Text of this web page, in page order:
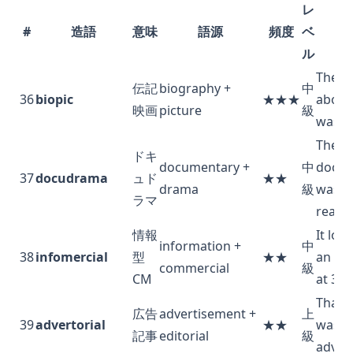
# 造語 意味 語源 頻度
レ
ベ
ル
36biopic
伝記
映画
biography +
picture
★★★
中
級
The
was
37docudrama
ドキ
ュド
ラマ
documentary +
drama
★★
中
級
The
was
real
38infomercial
情報
型
CM
information +
commercial
★★
中
級
It
an
at
39advertorial
広告
記事
advertisement +
editorial
★★
上
級
That
was